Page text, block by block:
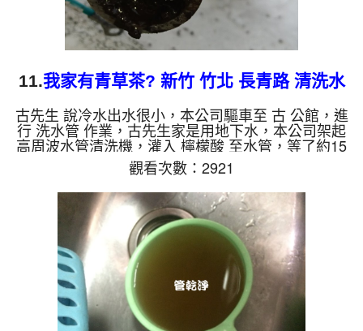
11.我家有青草茶? 新竹 竹北 長青路 清洗水
管
古先生 說冷水出水很小，本公司驅車至 古 公館，進
行 洗水管 作業，古先生家是用地下水，本公司架起
高周波水管清洗機，灌入 檸檬酸 至水管，等了約15
分，開啟 水管清洗機 ，啟動 螺旋波 模式，一洗水管
就流出黑水，髒水源源不絕，看起來就像青草茶，過
程常常賭塞，六個多小時後，出水變乾淨出水量恢復
了。 如是自來水，如水管老化，會產生鐵鏽跟泥沙
堆積，洗出來的水就會是咖啡色，地下水含有氧化
錳，管壁上會結成黑色管垢，洗出來的水會跟石油一
樣黑，有些洗出綠色的水，是因為裡面有銅的物質，
生鏽產生銅綠，如是...
觀看次數：2921